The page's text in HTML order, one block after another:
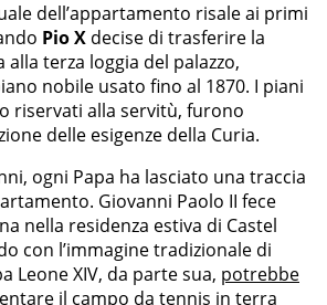
dell’appartamento risale ai primi
Pio X decise di trasferire la
terza loggia del palazzo,
nobile usato fino al 1870. I piani
riservati alla servitù, furono
delle esigenze della Curia.
ogni Papa ha lasciato una traccia
Giovanni Paolo II fece
nella residenza estiva di Castel
con l’immagine tradizionale di
Leone XIV, da parte sua, potrebbe
il campo da tennis in terra